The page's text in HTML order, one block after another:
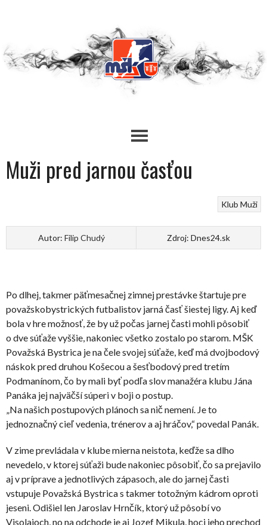
Muži pred jarnou časťou
Klub Muži
Autor: Filip Chudý Zdroj: Dnes24.sk
Po dlhej, takmer päťmesačnej zimnej prestávke štartuje pre
považskobystrických futbalistov jarná časť šiestej ligy. Aj keď
bola v hre možnosť, že by už počas jarnej časti mohli pôsobiť
o dve súťaže vyššie, nakoniec všetko zostalo po starom. MŠK
Považská Bystrica je na čele svojej súťaže, keď má dvojbodový
náskok pred druhou Košecou a šesťbodový pred tretím
Podmanínom, čo by mali byť podľa slov manažéra klubu Jána
Panáka jej najväčší súperi v boji o postup.
„Na našich postupových plánoch sa nič nemení. Je to
jednoznačný cieľ vedenia, trénerov a aj hráčov,“ povedal Panák.
V zime prevládala v klube mierna neistota, keďže sa dlho
nevedelo, v ktorej súťaži bude nakoniec pôsobiť, čo sa prejavilo
aj v príprave a jednotlivých zápasoch, ale do jarnej časti
vstupuje Považská Bystrica s takmer totožným kádrom oproti
jeseni. Odišiel len Jaroslav Hrnčík, ktorý už pôsobí vo
Visolajoch, no na odchode je aj Jozef Mikula, hoci jeho prechod